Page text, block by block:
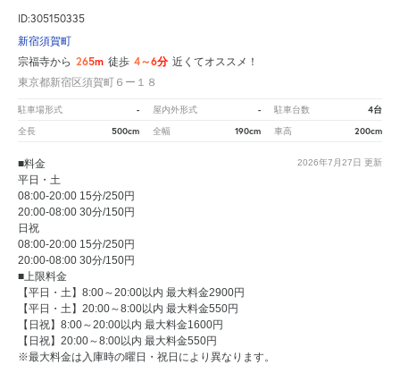
ID:305150335
新宿須賀町
宗福寺から 265m 徒歩 4～6分 近くてオススメ！
東京都新宿区須賀町６ー１８
駐車場形式 - 屋内外形式 - 駐車台数 4台
全長 500cm 全幅 190cm 車高 200cm
2026年7月27日 更新
■料金
平日・土
08:00-20:00 15分/250円
20:00-08:00 30分/150円
日祝
08:00-20:00 15分/250円
20:00-08:00 30分/150円
■上限料金
【平日・土】8:00～20:00以内 最大料金2900円
【平日・土】20:00～8:00以内 最大料金550円
【日祝】8:00～20:00以内 最大料金1600円
【日祝】20:00～8:00以内 最大料金550円
※最大料金は入庫時の曜日・祝日により異なります。